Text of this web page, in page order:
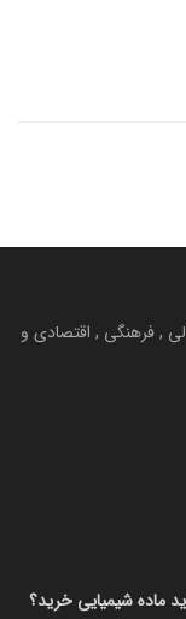
, فرهنگی , اقتصادی و